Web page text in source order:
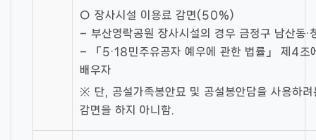
○ 장사시설 이용료 감면(50%)
– 부산영락공원 장사시설의 경우 금정구 남산동·
– 「5·18민주유공자 예우에 관한 법률」 제4조
배우자
※ 단, 공설가족봉안묘 및 공설봉안담을 사용하
감면을 하지 아니함.